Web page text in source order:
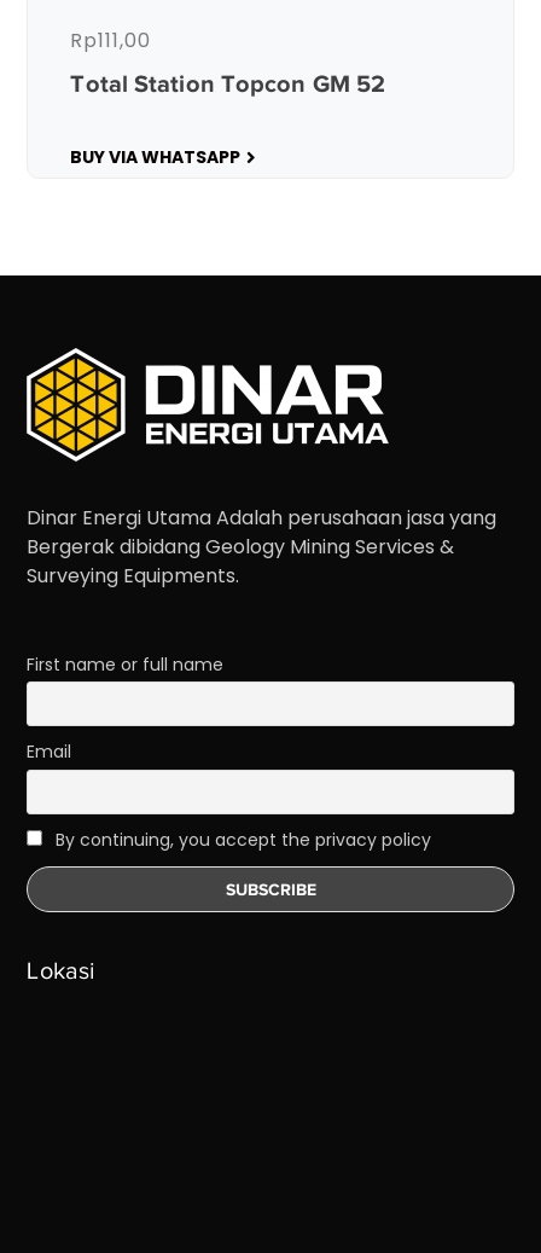
Total Station Topcon GM 52
Rp111,00
BUY VIA WHATSAPP
Dinar Energi Utama Adalah perusahaan jasa yang
Bergerak dibidang Geology Mining Services &
Surveying Equipments.
First name or full name
Email
By continuing, you accept the privacy policy
Lokasi